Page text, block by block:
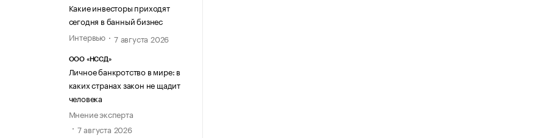
Какие инвесторы приходят
сегодня в банный бизнес
Интервью
7 августа 2026
ООО «НССД»
Личное банкротство в мире: в
каких странах закон не щадит
человека
Мнение эксперта
7 августа 2026